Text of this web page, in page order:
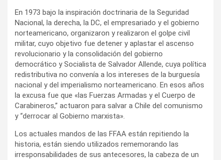
En 1973 bajo la inspiración doctrinaria de la Seguridad
Nacional, la derecha, la DC, el empresariado y el gobierno
norteamericano, organizaron y realizaron el golpe civil
militar, cuyo objetivo fue detener y aplastar el ascenso
revolucionario y la consolidación del gobierno
democrático y Socialista de Salvador Allende, cuya política
redistributiva no convenía a los intereses de la burguesía
nacional y del imperialismo norteamericano. En esos años
la excusa fue que «las Fuerzas Armadas y el Cuerpo de
Carabineros,” actuaron para salvar a Chile del comunismo
y “derrocar al Gobierno marxista».
Los actuales mandos de las FFAA están repitiendo la
historia, están siendo utilizados rememorando las
irresponsabilidades de sus antecesores, la cabeza de un